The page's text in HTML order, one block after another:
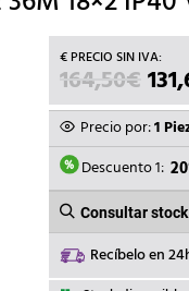
164,50€ EL
Precio por:1
Descuento 1:
Consultar
Recíbelo en